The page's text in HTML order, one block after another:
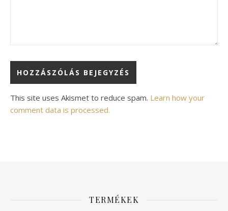
Alternative:
This site uses Akismet to reduce spam. Learn how your
comment data is processed.
TERMÉKEK